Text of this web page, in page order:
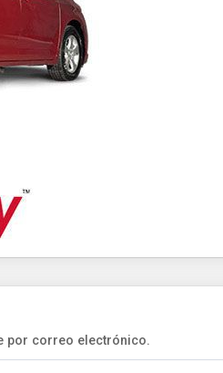
por correo electrónico.